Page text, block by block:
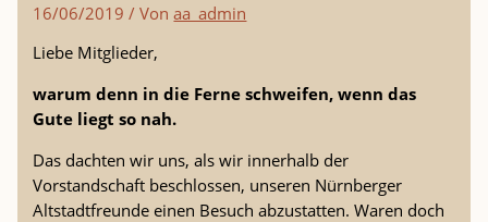
16/06/2019/ Vonaa_admin
Liebe Mitglieder,
warum denn in die Ferne schweifen, wenn das
Gute liegt so nah.
Das dachten wir uns, als wir innerhalb der
Vorstandschaft beschlossen, unseren Nürnberger
Altstadtfreunde einen Besuch abzustatten. Waren doch